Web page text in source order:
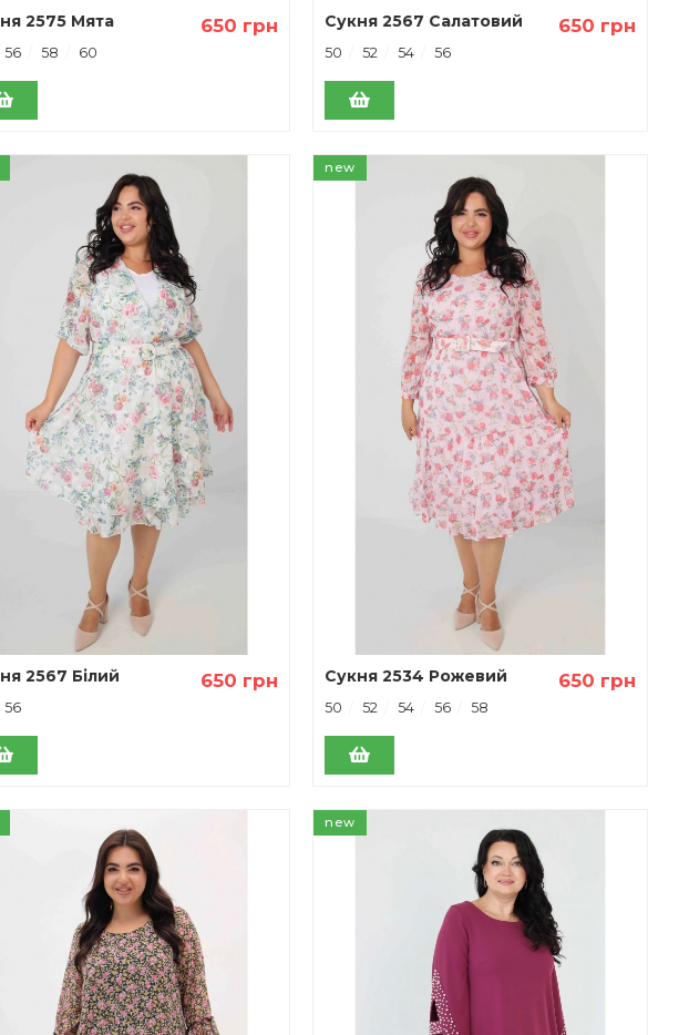
650 грн
2575 Мята
56 58 60
650 грн
Сукня 2567 Салатовий
50 52 54 56
650 грн
2567 Білий
56
new
650 грн
Сукня 2534 Рожевий
50 52 54 56 58
new